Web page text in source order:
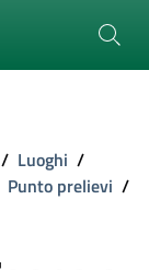
/ Luoghi /
Punto prelievi /